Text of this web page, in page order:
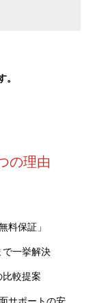
の理由
料保証」
で一挙解決
較提案
サポートの安